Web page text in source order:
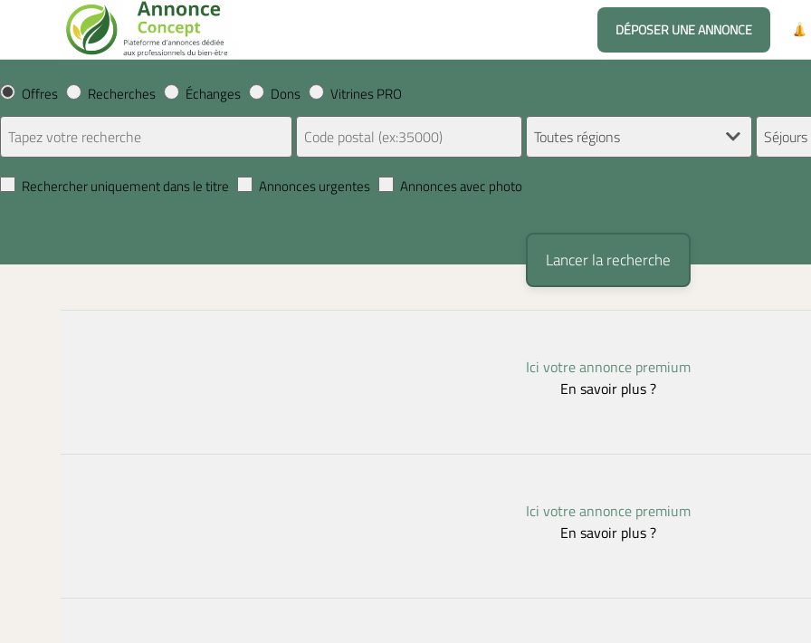
DÉPOSER UNE ANNONCE
Offres Recherches Échanges Dons Vitrines PRO
Rechercher uniquement dans le titre Annonces urgentes Annonces avec photo
Ici votre annonce premium
En savoir plus ?
Ici votre annonce premium
En savoir plus ?